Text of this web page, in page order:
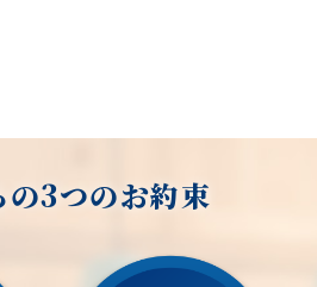
の3つのお約束